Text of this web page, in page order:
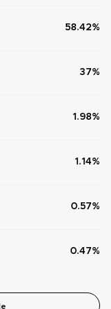
58.42%
37%
1.98%
1.14%
0.57%
0.47%